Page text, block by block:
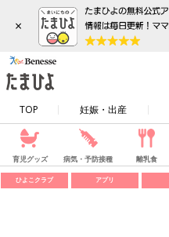
×
TOP 妊娠・出産
育児グッズ 病気・予防接種 離乳食
ひよこクラブ アプリ